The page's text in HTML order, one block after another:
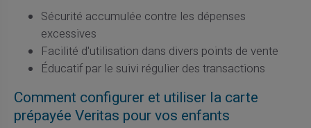
Sécurité accumulée contre les dépenses
excessives
Facilité d'utilisation dans divers points de vente
Éducatif par le suivi régulier des transactions
Comment configurer et utiliser la carte
prépayée Veritas pour vos enfants